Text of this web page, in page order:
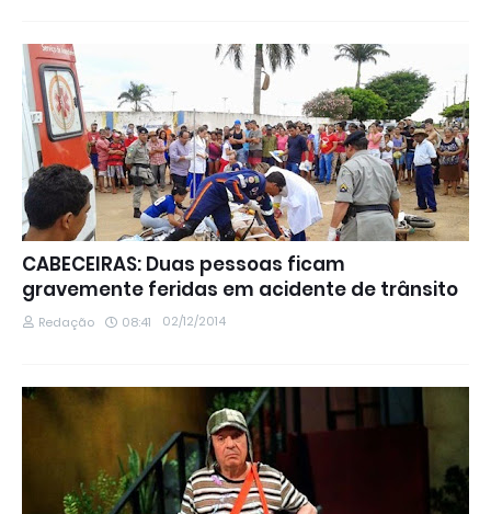
CABECEIRAS: Duas pessoas ficam
gravemente feridas em acidente de trânsito
Redação 08:41 02/12/2014